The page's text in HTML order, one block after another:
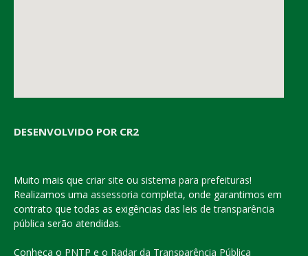
DESENVOLVIDO POR CR2
Muito mais que criar site ou sistema para prefeituras!
Realizamos uma assessoria completa, onde garantimos em
contrato que todas as exigências das leis de transparência
pública serão atendidas.
Conheça o PNTP e o Radar da Transparência Pública